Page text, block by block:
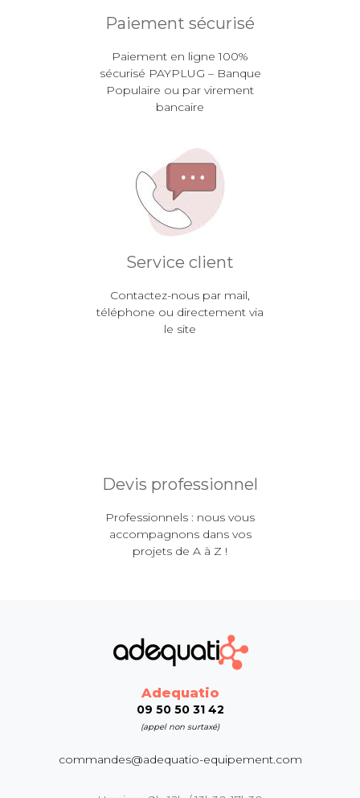
Paiement sécurisé
Paiement en ligne 100%
sécurisé PAYPLUG – Banque
Populaire ou par virement
bancaire
Service client
Contactez-nous par mail,
téléphone ou directement via
le site
Devis professionnel
Professionnels : nous vous
accompagnons dans vos
projets de A à Z !
Adequatio
09 50 50 31 42
(appel non surtaxé)
commandes@adequatio-equipement.com